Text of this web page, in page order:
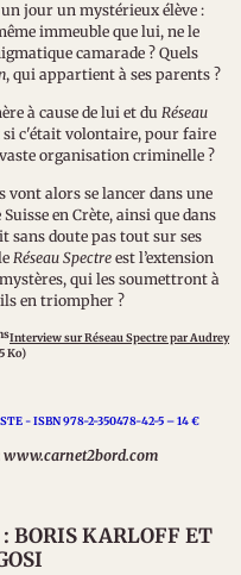
jour un mystérieux élève :
immeuble que lui, ne le
camarade ? Quels
, qui appartient à ses parents ?
à cause de lui et du Réseau
si c'était volontaire, pour faire
organisation criminelle ?
alors se lancer dans une
en Crète, ainsi que dans
sans doute pas tout sur ses
Réseau Spectre est l’extension
qui les soumettront à
en triompher ?
Interview sur Réseau Spectre par Audrey
Ko)
- ISBN 978-2-350478-42-5 – 14 €
www.carnet2bord.com
BORIS KARLOFF ET